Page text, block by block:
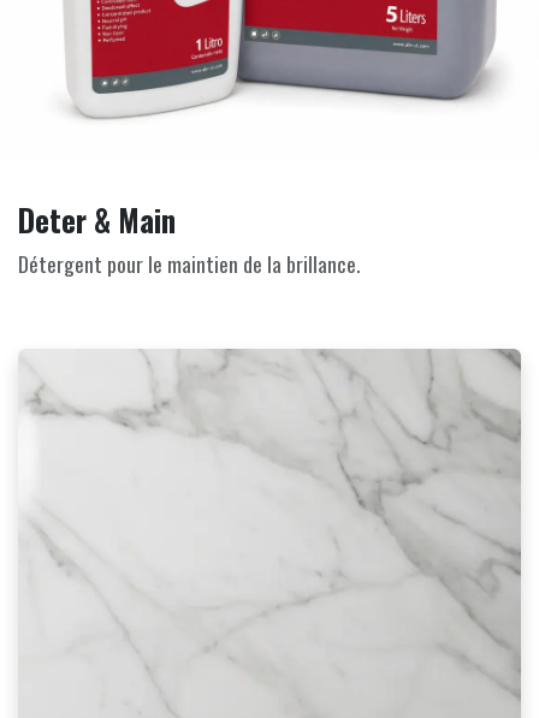
Deter & Main
Détergent pour le maintien de la brillance.